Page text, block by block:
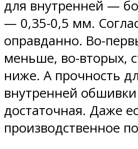
для внутренней —
— 0,35-0,5 мм.
оправданно. Во-
меньше, во-вторых,
ниже. А прочность
внутренней
достаточная. Даже
производственное